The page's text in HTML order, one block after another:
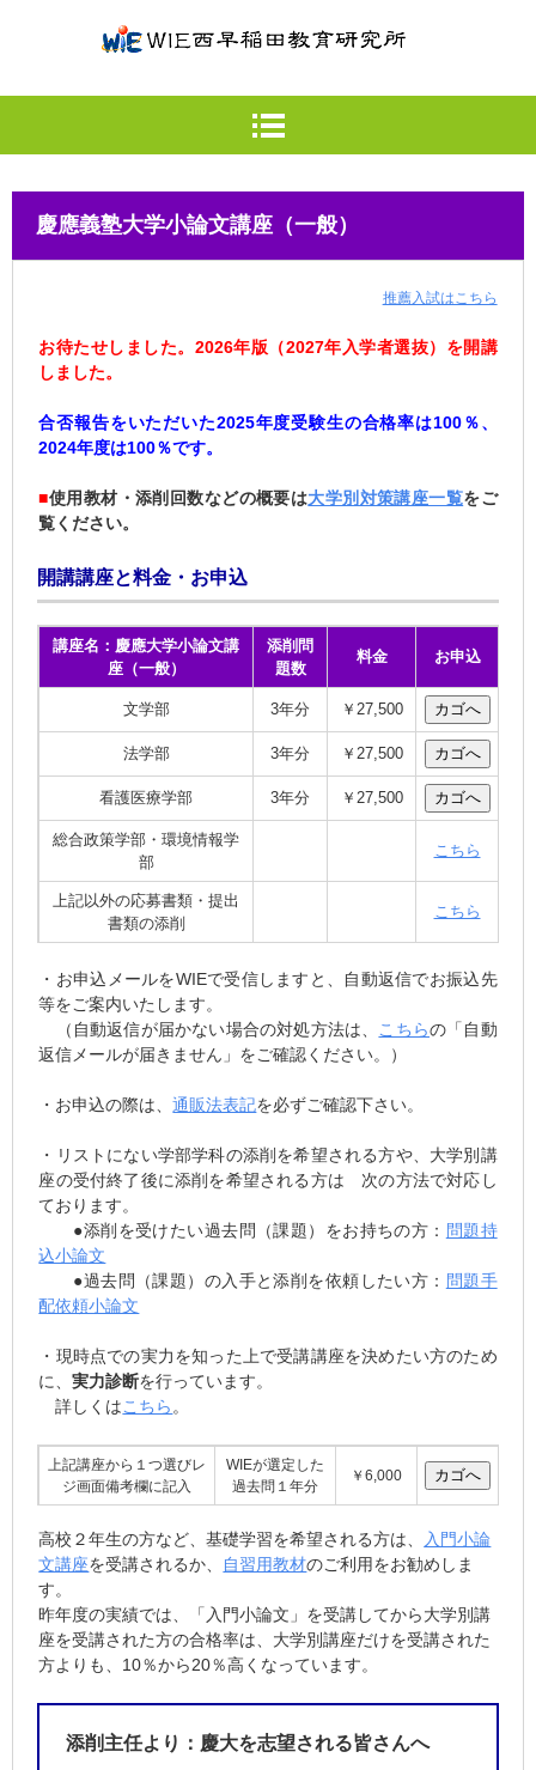
慶應義塾大学小論文講座（一般）
推薦入試はこちら
お待たせしました。2026年版（2027年入学者選抜）を開講
しました。
合否報告をいただいた2025年度受験生の合格率は100％、
2024年度は100％です。
■使用教材・添削回数などの概要は大学別対策講座一覧をご
覧ください。
開講講座と料金・お申込
講座名：慶應大学小論文講
座（一般）
添削問
題数
料金 お申込
文学部 3年分 ￥27,500
法学部 3年分 ￥27,500
看護医療学部 3年分 ￥27,500
総合政策学部・環境情報学
部
こちら
上記以外の応募書類・提出
書類の添削
こちら
・お申込メールをWIEで受信しますと、自動返信でお振込先
等をご案内いたします。
（自動返信が届かない場合の対処方法は
こちらの「自動
返信メールが届きません」をご確認ください。）
・お申込の際は、通販法表記を必ずご確認下さい。
・リストにない学部学科の添削を希望される方や、大学別講
座の受付終了後に添削を希望される方は 次の方法で対応し
ております。
●添削を受けたい過去問（課題）をお持ちの方： 問題持
込小論文
●過去問（課題）の入手と添削を依頼したい方： 問題手
配依頼小論文
・現時点での実力を知った上で受講講座を決めたい方のため
に、実力診断を行っています。
詳しくはこちら 。
上記講座から１つ選びレ
ジ画面備考欄に記入
WIEが選定した
過去問１年分
￥6,000
高校２年生の方など、基礎学習を希望される方は、
入門小論
文講座を受講されるか、 自習用教材のご利用をお勧めしま
す。
昨年度の実績では、「入門小論文」を受講してから大学別講
座を受講された方の合格率は、大学別講座だけを受講された
方よりも、10％から20％高くなっています。
添削主任より：慶大を志望される皆さんへ